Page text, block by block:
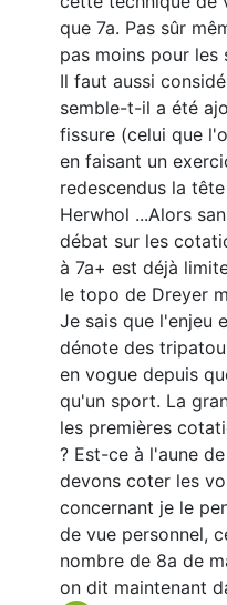
que 7a. Pas sûr
pas moins pour les
Il faut aussi
semble-t-il a été
fissure (celui que
en faisant un
redescendus la
Herwhol ...Alors
débat sur les
à 7a+ est déjà
le topo de Dreyer
Je sais que l'enjeu
dénote des
en vogue depuis
qu'un sport. La
les premières
? Est-ce à l'aune
devons coter les
concernant je le
de vue personnel,
nombre de 8a de
on dit maintenant